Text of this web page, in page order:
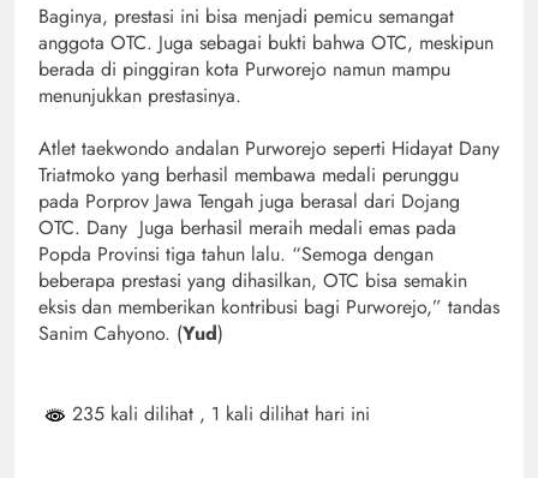
Baginya, prestasi ini bisa menjadi pemicu semangat
anggota OTC. Juga sebagai bukti bahwa OTC, meskipun
berada di pinggiran kota Purworejo namun mampu
menunjukkan prestasinya.
Atlet taekwondo andalan Purworejo seperti Hidayat Dany
Triatmoko yang berhasil membawa medali perunggu
pada Porprov Jawa Tengah juga berasal dari Dojang
OTC. Dany Juga berhasil meraih medali emas pada
Popda Provinsi tiga tahun lalu. “Semoga dengan
beberapa prestasi yang dihasilkan, OTC bisa semakin
eksis dan memberikan kontribusi bagi Purworejo,” tandas
Sanim Cahyono. (Yud)
235 kali dilihat , 1 kali dilihat hari ini